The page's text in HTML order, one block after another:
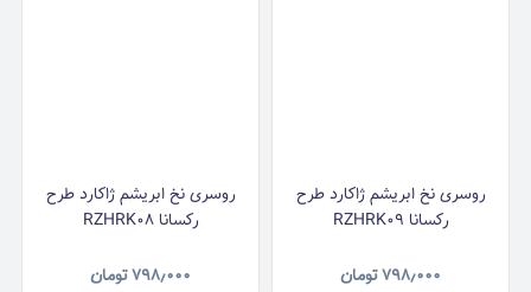
روسری نخ ابریشم ژاکارد طرح
رکسانا RZHRK09
۷۹۸٫۰۰۰تومان
روسری نخ ابریشم ژاکارد طرح
رکسانا RZHRK08
۷۹۸٫۰۰۰تومان